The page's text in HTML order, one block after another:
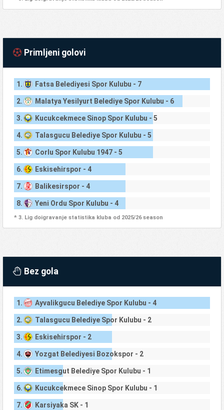
Primljeni golovi
1. Fatsa Belediyesi Spor Kulubu - 7
2. Malatya Yesilyurt Belediye Spor Kulubu - 6
3. Kucukcekmece Sinop Spor Kulubu - 5
4. Talasgucu Belediye Spor Kulubu - 5
5. Corlu Spor Kulubu 1947 - 5
6. Eskisehirspor - 4
7. Balikesirspor - 4
8. Yeni Ordu Spor Kulubu - 4
* 3. Lig doigravanje statistika kluba od 2025/26 season
Bez gola
1. Ayvalikgucu Belediye Spor Kulubu - 4
2. Talasgucu Belediye Spor Kulubu - 2
3. Eskisehirspor - 2
4. Yozgat Belediyesi Bozokspor - 2
5. Etimesgut Belediye Spor Kulubu - 1
6. Kucukcekmece Sinop Spor Kulubu - 1
7. Karsiyaka SK - 1